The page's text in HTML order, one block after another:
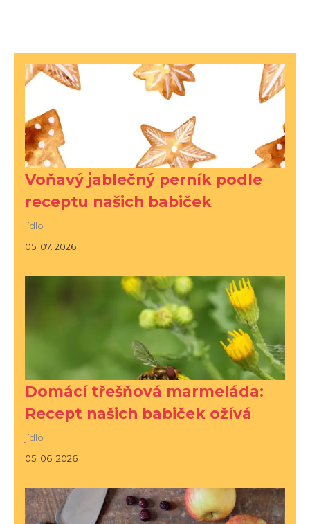
Voňavý jablečný perník podle
receptu našich babiček
jídlo
05. 07. 2026
Domácí třešňová marmeláda:
Recept našich babiček ožívá
jídlo
05. 06. 2026